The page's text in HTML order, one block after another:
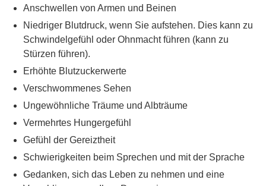
Anschwellen von Armen und Beinen
Niedriger Blutdruck, wenn Sie aufstehen. Dies kann zu
Schwindelgefühl oder Ohnmacht führen (kann zu
Stürzen führen).
Erhöhte Blutzuckerwerte
Verschwommenes Sehen
Ungewöhnliche Träume und Albträume
Vermehrtes Hungergefühl
Gefühl der Gereiztheit
Schwierigkeiten beim Sprechen und mit der Sprache
Gedanken, sich das Leben zu nehmen und eine